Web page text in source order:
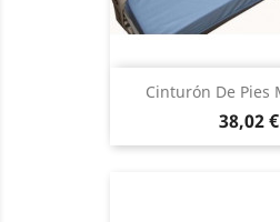
Cinturón De Pies
Precio
38,02 €